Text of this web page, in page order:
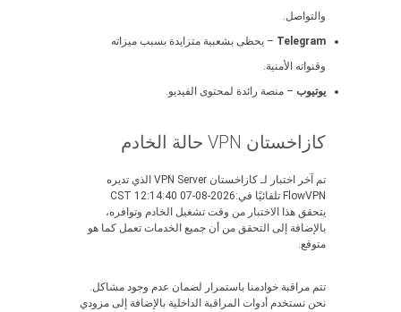
والتواصل.
Telegram – يحظى بشعبية متزايدة بسبب ميزاته
وقنواته الأمنية.
يوتيوب – منصة رائدة لمحتوى الفيديو.
كازاخستان VPN حالة الخادم
تم آخر اختبار لـ كازاخستان VPN Server الذي تديره
FlowVPN تلقائيًا في:2026-08-07 12:14:40 CST
يتحقق هذا الاختبار من وقت تشغيل الخادم وتوافره،
بالإضافة إلى التحقق من أن جميع الخدمات تعمل كما هو
متوقع.
تتم مراقبة خوادمنا باستمرار لضمان عدم وجود مشاكل.
نحن نستخدم أدوات المراقبة الداخلية بالإضافة إلى مزودي